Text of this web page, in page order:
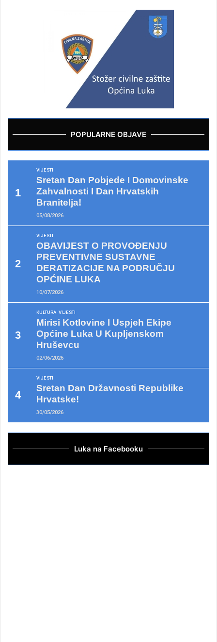
POPULARNE OBJAVE
VIJESTI
Sretan Dan Pobjede I Domovinske
Zahvalnosti I Dan Hrvatskih
Branitelja!
05/08/2026
VIJESTI
OBAVIJEST O PROVOĐENJU
PREVENTIVNE SUSTAVNE
DERATIZACIJE NA PODRUČJU
OPĆINE LUKA
10/07/2026
KULTURA VIJESTI
Mirisi Kotlovine I Uspjeh Ekipe
Općine Luka U Kupljenskom
Hruševcu
02/06/2026
VIJESTI
Sretan Dan Državnosti Republike
Hrvatske!
30/05/2026
Luka na Facebooku